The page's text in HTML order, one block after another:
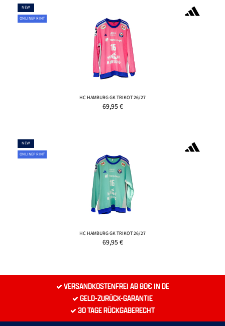
NEW
ONLINEPRINT
HC HAMBURG GK TRIKOT 26/27
69,95€
NEW
ONLINEPRINT
HC HAMBURG GK TRIKOT 26/27
69,95€
VERSANDKOSTENFREI AB 80€ IN DE
GELD-ZURÜCK-GARANTIE
30 TAGE RÜCKGABERECHT